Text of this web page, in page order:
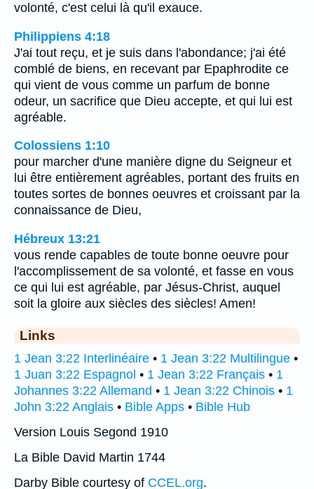
volonté, c'est celui là qu'il exauce.
Philippiens 4:18
J'ai tout reçu, et je suis dans l'abondance; j'ai été
comblé de biens, en recevant par Epaphrodite ce
qui vient de vous comme un parfum de bonne
odeur, un sacrifice que Dieu accepte, et qui lui est
agréable.
Colossiens 1:10
pour marcher d'une manière digne du Seigneur et
lui être entièrement agréables, portant des fruits en
toutes sortes de bonnes oeuvres et croissant par la
connaissance de Dieu,
Hébreux 13:21
vous rende capables de toute bonne oeuvre pour
l'accomplissement de sa volonté, et fasse en vous
ce qui lui est agréable, par Jésus-Christ, auquel
soit la gloire aux siècles des siècles! Amen!
Links
1 Jean 3:22 Interlinéaire • 1 Jean 3:22 Multilingue •
1 Juan 3:22 Espagnol • 1 Jean 3:22 Français • 1
Johannes 3:22 Allemand • 1 Jean 3:22 Chinois • 1
John 3:22 Anglais • Bible Apps • Bible Hub
Version Louis Segond 1910
La Bible David Martin 1744
Darby Bible courtesy of CCEL.org.